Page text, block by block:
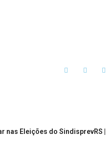
nas Eleições do SindisprevRS |